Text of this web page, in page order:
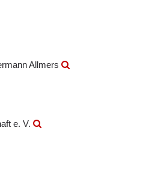
Allmers
e. V.